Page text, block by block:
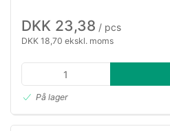
DKK 23,38 / pcs
DKK 18,70 ekskl. moms
På lager